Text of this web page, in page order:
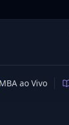
Inicial
MBA ao Vivo